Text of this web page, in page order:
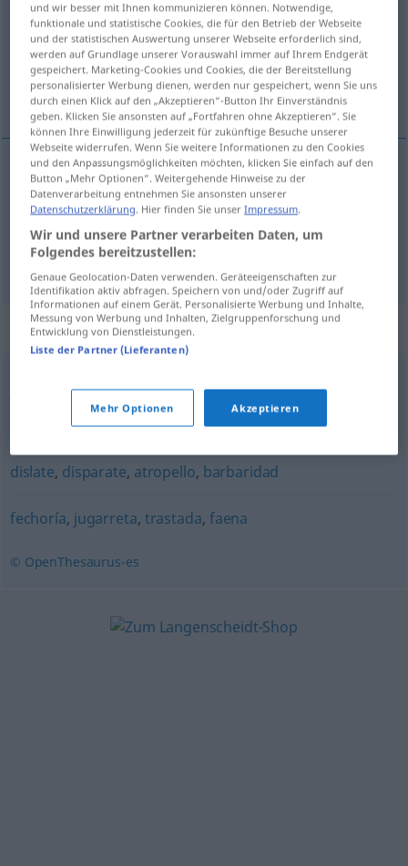
Übersicht aller Übersetzungen
(Für mehr Details die Übersetzung anklicken/antippen)
Mutwille, Streich
Mutwillem travesura
Streichm travesura
Synonyme für "travesura"
trastada,ruindad,deshonor,abyección
faena,jugarreta putada,barrabasada
dislate, disparate, atropello, barbaridad
fechoría, jugarreta, trastada, faena
© OpenThesaurus-es
und wir besser mit Ihnen kommunizieren können. Notwendige,
funktionale und statistische Cookies, die für den Betrieb der Webseite
und der statistischen Auswertung unserer Webseite erforderlich sind,
werden auf Grundlage unserer Vorauswahl immer auf Ihrem Endgerät
gespeichert. Marketing-Cookies und Cookies, die der Bereitstellung
personalisierter Werbung dienen, werden nur gespeichert, wenn Sie uns
durch einen Klick auf den „Akzeptieren“-Button Ihr Einverständnis
geben. Klicken Sie ansonsten auf „Fortfahren ohne Akzeptieren“. Sie
können Ihre Einwilligung jederzeit für zukünftige Besuche unserer
Webseite widerrufen. Wenn Sie weitere Informationen zu den Cookies
und den Anpassungsmöglichkeiten möchten, klicken Sie einfach auf den
Button „Mehr Optionen“. Weitergehende Hinweise zu der
Datenverarbeitung entnehmen Sie ansonsten unserer
Datenschutzerklärung. Hier finden Sie unserImpressum.
Wir und unsere Partner verarbeiten Daten, um
Folgendes bereitzustellen:
Genaue Geolocation-Daten verwenden. Geräteeigenschaften zur
Identifikation aktiv abfragen. Speichern von und/oder Zugriff auf
Informationen auf einem Gerät. Personalisierte Werbung und Inhalte,
Messung von Werbung und Inhalten, Zielgruppenforschung und
Entwicklung von Dienstleistungen.
Liste der Partner (Lieferanten)
Mehr Optionen Akzeptieren